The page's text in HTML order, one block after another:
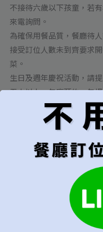
不接待六歲以下孩童，若
來電詢問。
為確保用餐品質，餐廳待
接受訂位人數未到齊要求
菜。
生日及週年慶祝活動，請
五人以上、包廂預約、包
與我們聯繫。
【自備酒水注意事項】
自備葡萄酒每瓶(750ml)
或烈酒每瓶酒水服務費
為提供最好的用餐體驗，
配合與體諒並期待與您相見
第一優先的訂位